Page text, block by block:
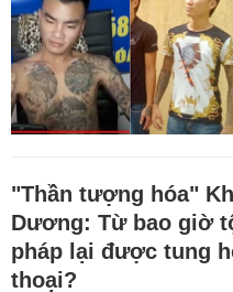
"Thần tượng hóa"
Dương: Từ bao giờ
pháp lại được tung
thoại?